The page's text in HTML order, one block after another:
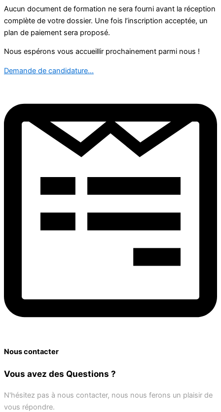
Aucun document de formation ne sera fourni avant la réception
complète de votre dossier. Une fois l’inscription acceptée, un
plan de paiement sera proposé.
Nous espérons vous accueillir prochainement parmi nous !
Demande de candidature...
Nous contacter
Vous avez des Questions ?
N'hésitez pas à nous contacter, nous nous ferons un plaisir de
vous répondre.